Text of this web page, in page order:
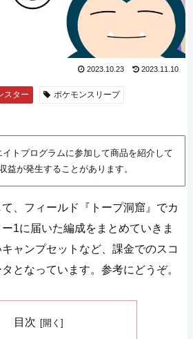
2023.10.23 2023.11.10
スター
ポケモンスリープ
トプログラムに参加して商品を紹介して
益が発生することがあります。
、フィールド『トープ洞窟』でカ
1に届いた編成をまとめていきま
ャンプセットなど、課金でのスコ
となっています。参考にどうぞ。
目次